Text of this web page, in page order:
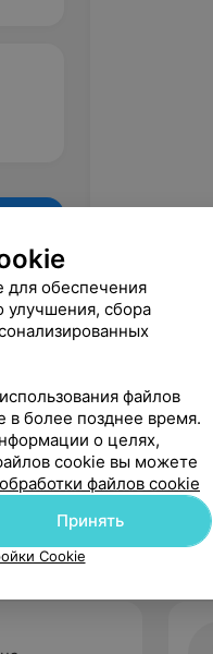
для обеспечения
улучшения, сбора
файлов
в более позднее время.
о целях,
cookie вы можете
файлов cookie
Принять
Cookie